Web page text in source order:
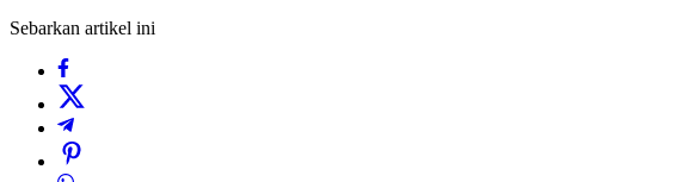
Sebarkan artikel ini